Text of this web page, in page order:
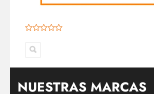
NUESTRAS MARCAS